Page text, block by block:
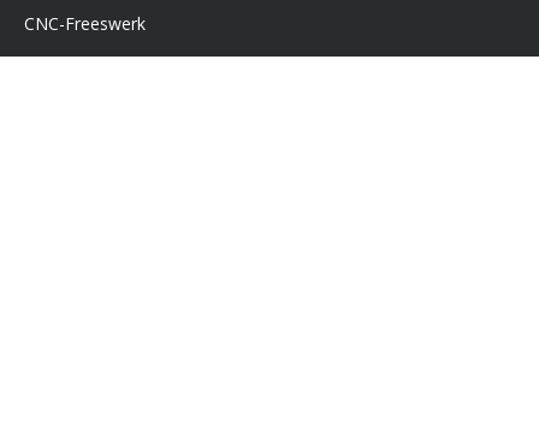
CNC-Freeswerk